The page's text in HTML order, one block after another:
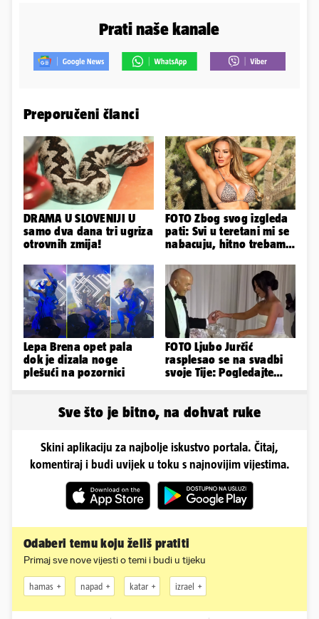
Prati naše kanale
Preporučeni članci
DRAMA U SLOVENIJI U
samo dva dana tri ugriza
otrovnih zmija!
FOTO Zbog svog izgleda
pati: Svi u teretani mi se
nabacuju, hitno trebam
Lepa Brena opet pala
dok je dizala noge
plešući na pozornici
FOTO Ljubo Jurčić
rasplesao se na svadbi
svoje Tije: Pogledajte
Sve što je bitno, na dohvat ruke
Skini aplikaciju za najbolje iskustvo portala. Čitaj,
komentiraj i budi uvijek u toku s najnovijim vijestima.
Odaberi temu koju želiš pratiti
Primaj sve nove vijesti o temi i budi u tijeku
hamas napad katar izrael